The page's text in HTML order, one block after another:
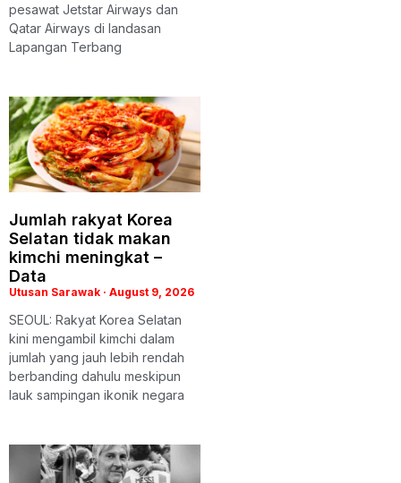
pesawat Jetstar Airways dan
Qatar Airways di landasan
Lapangan Terbang
Jumlah rakyat Korea
Selatan tidak makan
kimchi meningkat –
Data
Utusan Sarawak August 9, 2026
SEOUL: Rakyat Korea Selatan
kini mengambil kimchi dalam
jumlah yang jauh lebih rendah
berbanding dahulu meskipun
lauk sampingan ikonik negara